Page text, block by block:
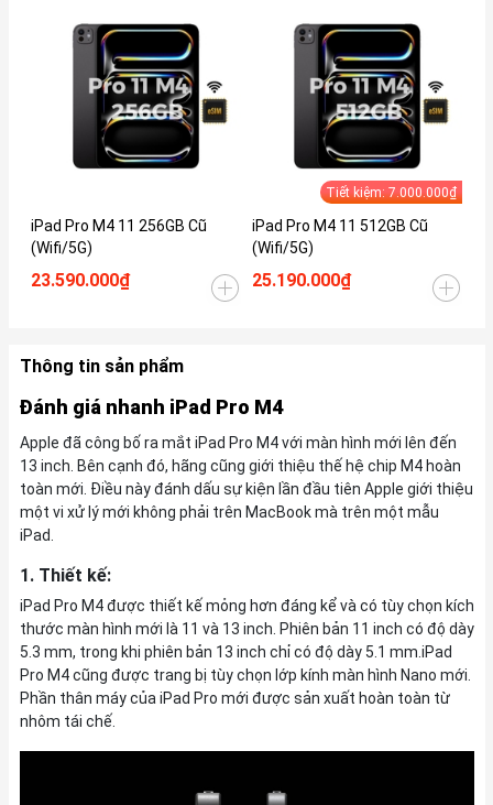
iPad Pro M4 11 256GB Cũ
(Wifi/5G)
23.590.000₫
Tiết kiệm: 7.000.000₫
iPad Pro M4 11 512GB Cũ
(Wifi/5G)
25.190.000₫
Thông tin sản phẩm
Đánh giá nhanh iPad Pro M4
Apple đã công bố ra mắt iPad Pro M4 với màn hình mới lên đến
13 inch. Bên cạnh đó, hãng cũng giới thiệu thế hệ chip M4 hoàn
toàn mới. Điều này đánh dấu sự kiện lần đầu tiên Apple giới thiệu
một vi xử lý mới không phải trên MacBook mà trên một mẫu
iPad.
1. Thiết kế:
iPad Pro M4 được thiết kế mỏng hơn đáng kể và có tùy chọn kích
thước màn hình mới là 11 và 13 inch. Phiên bản 11 inch có độ dày
5.3 mm, trong khi phiên bản 13 inch chỉ có độ dày 5.1 mm.iPad
Pro M4 cũng được trang bị tùy chọn lớp kính màn hình Nano mới.
Phần thân máy của iPad Pro mới được sản xuất hoàn toàn từ
nhôm tái chế.